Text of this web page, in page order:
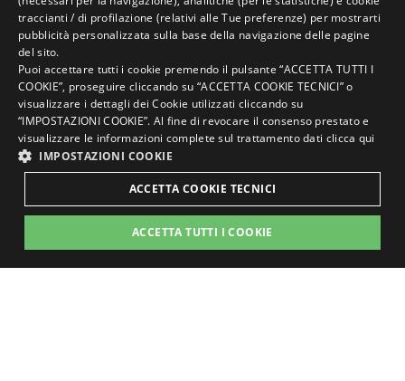
Rivedi le tue impostazioni sui cookie
Questo sito è protetto da reCAPTCHA e si
applicano le Norme sulla privacy e i Termini
di servizio di Google
fatto con amore dalle persone di
Prenota
ora preventivo
ENGLISH
FRENCH
RUSSIAN
traccianti / di profilazione (relativi alle Tue preferenze) per mostrarti
pubblicità personalizzata sulla base della navigazione delle pagine
del sito.
Puoi accettare tutti i cookie premendo il pulsante “ACCETTA TUTTI I
COOKIE”, proseguire cliccando su “ACCETTA COOKIE TECNICI” o
visualizzare i dettagli dei Cookie utilizzati cliccando su
“IMPOSTAZIONI COOKIE”. Al fine di revocare il consenso prestato e
visualizzare le informazioni complete sul trattamento dati clicca qui
IMPOSTAZIONI COOKIE
ACCETTA TUTTI I COOKIE
ACCETTA COOKIE TECNICI